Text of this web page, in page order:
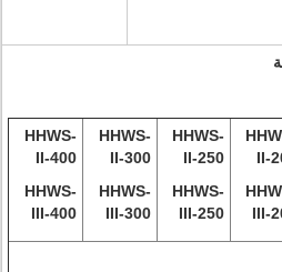
II-
III-
HHWS-
II-250
HHWS-
III-250
HHWS-
II-300
HHWS-
III-300
HHWS-
II-400
HHWS-
III-400